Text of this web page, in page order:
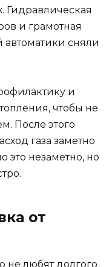
Гидравлическая
и грамотная
автоматики сняли
и
чтобы не
После этого
газа заметно
это незаметно, но
от
не любят долгого